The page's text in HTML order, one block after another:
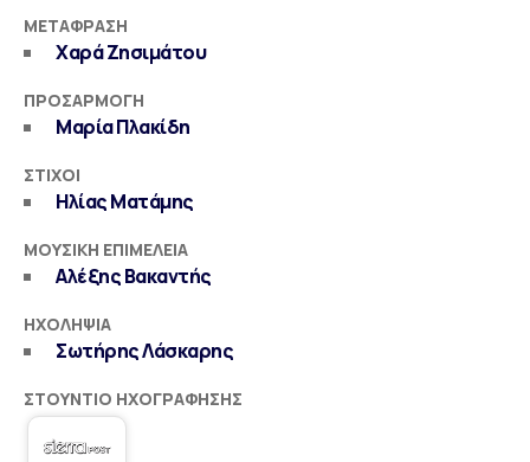
ΜΕΤΆΦΡΑΣΗ
Χαρά Ζησιμάτου
ΠΡΟΣΑΡΜΟΓΉ
Μαρία Πλακίδη
ΣΤΊΧΟΙ
Ηλίας Ματάμης
ΜΟΥΣΙΚΉ ΕΠΙΜΈΛΕΙΑ
Αλέξης Βακαντής
ΗΧΟΛΗΨΊΑ
Σωτήρης Λάσκαρης
ΣΤΟΎΝΤΙΟ ΗΧΟΓΡΆΦΗΣΗΣ